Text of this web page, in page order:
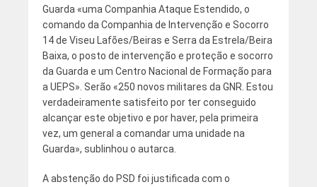
Guarda «uma Companhia Ataque Estendido, o
comando da Companhia de Intervenção e Socorro
14 de Viseu Lafões/Beiras e Serra da Estrela/Beira
Baixa, o posto de intervenção e proteção e socorro
da Guarda e um Centro Nacional de Formação para
a UEPS». Serão «250 novos militares da GNR. Estou
verdadeiramente satisfeito por ter conseguido
alcançar este objetivo e por haver, pela primeira
vez, um general a comandar uma unidade na
Guarda», sublinhou o autarca.
A abstenção do PSD foi justificada com o